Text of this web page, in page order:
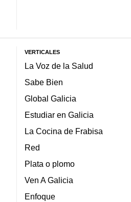
VERTICALES
La Voz de la Salud
Sabe Bien
Global Galicia
Estudiar en Galicia
La Cocina de Frabisa
Red
Plata o plomo
Ven A Galicia
Enfoque